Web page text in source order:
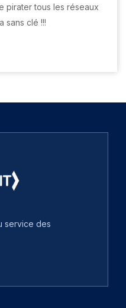
pirater tous les réseaux
sans clé !!!
service des